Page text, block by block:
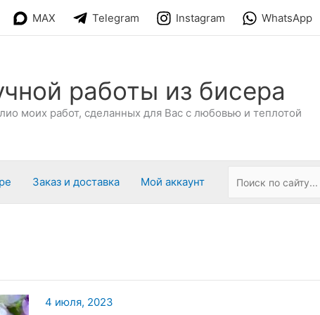
MAX Telegram Instagram WhatsApp
работы из бисера
моих работ, сделанных для Вас с любовью и теплотой
Заказ и доставка Мой аккаунт
4 июля, 2023